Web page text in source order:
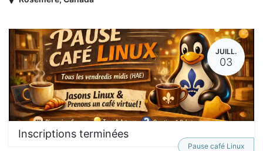
JUILL.
03
Inscriptions terminées
Pause café Linux